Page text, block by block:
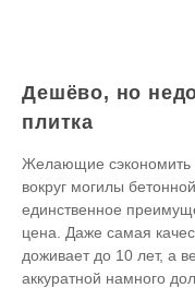
Дешёво, но
плитка
Желающие сэкономить
вокруг могилы
единственное
цена. Даже самая
доживает до 10 лет, а
аккуратной намного